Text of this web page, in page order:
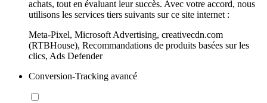
achats, tout en évaluant leur succès. Avec votre accord, nous
utilisons les services tiers suivants sur ce site internet :
Meta-Pixel, Microsoft Advertising, creativecdn.com
(RTBHouse), Recommandations de produits basées sur les
clics, Ads Defender
Conversion-Tracking avancé